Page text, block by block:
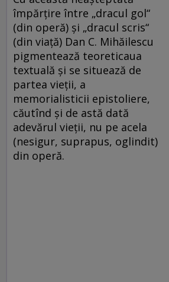
împărţire între „dracul gol“
(din operă) şi „dracul scris“
(din viaţă) Dan C. Mihăilescu
pigmentează teoreticaua
textuală şi se situează de
partea vieţii, a
memorialisticii epistoliere,
căutînd şi de astă dată
adevărul vieţii, nu pe acela
(nesigur, suprapus, oglindit)
din operă.